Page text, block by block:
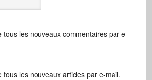
tous les nouveaux commentaires par e-
tous les nouveaux articles par e-mail.